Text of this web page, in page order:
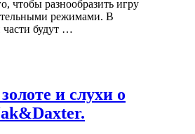
чтобы разнообразить игру
режимами. В
части будут …
и слухи о